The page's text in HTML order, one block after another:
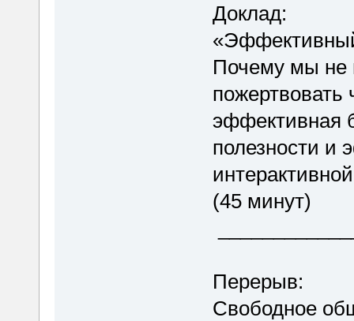
Доклад:
Почему мы не
пожертвовать
эффективная
полезности и
(45 минут)
Перерыв:
Свободное